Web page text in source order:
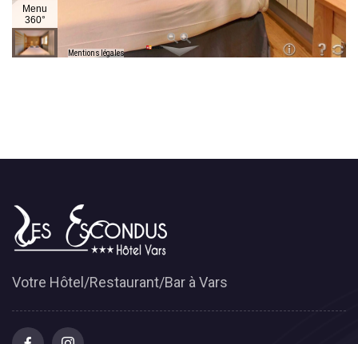
Votre Hôtel/Restaurant/Bar à Vars